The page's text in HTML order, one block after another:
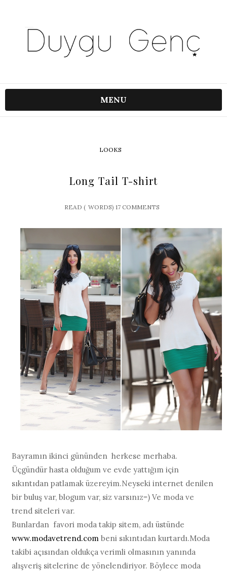
MENU
LOOKS
Long Tail T-shirt
READ ( WORDS) 17 COMMENTS
Bayramın ikinci gününden herkese merhaba.
Üçgündür hasta olduğum ve evde yattığım için
sıkıntıdan patlamak üzereyim.Neyseki internet denilen
bir buluş var, blogum var, siz varsınız=) Ve moda ve
trend siteleri var.
Bunlardan favori moda takip sitem, adı üstünde
www.modavetrend.com beni sıkıntıdan kurtardı.Moda
takibi açısından oldukça verimli olmasının yanında
alışveriş sitelerine de yönelendiriyor. Böylece moda